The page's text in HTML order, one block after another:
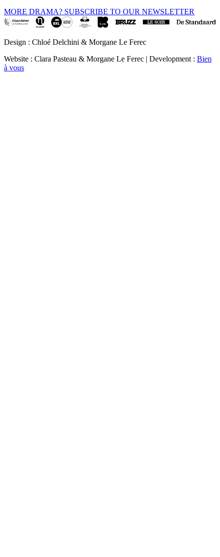
MORE DRAMA? SUBSCRIBE TO OUR NEWSLETTER
Design : Chloé Delchini & Morgane Le Ferec
Website : Clara Pasteau & Morgane Le Ferec | Development : Bien
à vous